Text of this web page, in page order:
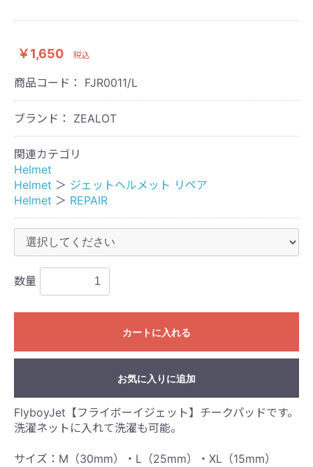
￥1,650 税込
商品コード： FJR0011/L
ブランド： ZEALOT
関連カテゴリ
Helmet
Helmet ＞ ジェットヘルメット リペア
Helmet ＞ REPAIR
数量
カートに入れる
お気に入りに追加
FlyboyJet【フライボーイジェット】チークパッドです。
洗濯ネットに入れて洗濯も可能。
サイズ：M（30mm）・L（25mm）・XL（15mm）